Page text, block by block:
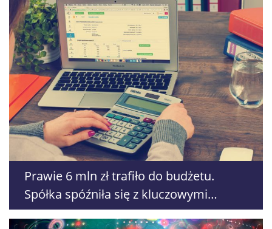
Prawie 6 mln zł trafiło do budżetu.
Spółka spóźniła się z kluczowymi
oświadczeniami